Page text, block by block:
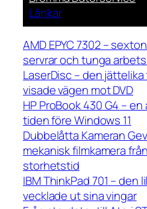
Länkar
AMD EPYC 7302 –
servrar och tunga
LaserDisc – den
visade vägen mot DVD
HP ProBook 430 G4 –
tiden före Windows 11
Dubbelåtta Kameran
mekanisk filmkamera
storhetstid
IBM ThinkPad 701 – den
vecklade ut sina vingar